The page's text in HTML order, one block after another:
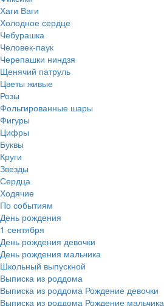
Хаги Ваги
Холодное сердце
Чебурашка
Человек-паук
Черепашки ниндзя
Щенячий патруль
Цветы живые
Розы
Фольгированные шары
Фигуры
Цифры
Буквы
Круги
Звезды
Сердца
Ходячие
По событиям
День рождения
1 сентября
День рождения девочки
День рождения мальчика
Школьный выпускной
Выписка из роддома
Выписка из роддома Рождение девочки
Выписка из роддома Рождение мальчика